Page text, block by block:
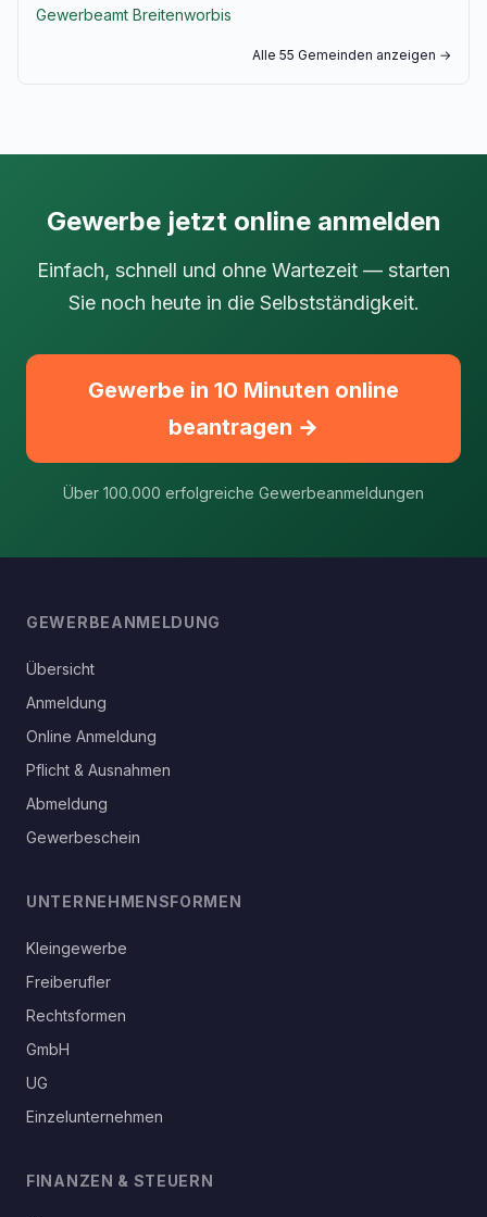
Gewerbeamt Breitenworbis
Alle 55 Gemeinden anzeigen →
Gewerbe jetzt online anmelden
Einfach, schnell und ohne Wartezeit — starten
Sie noch heute in die Selbstständigkeit.
Gewerbe in 10 Minuten online
beantragen →
Über 100.000 erfolgreiche Gewerbeanmeldungen
GEWERBEANMELDUNG
Übersicht
Anmeldung
Online Anmeldung
Pflicht & Ausnahmen
Abmeldung
Gewerbeschein
UNTERNEHMENSFORMEN
Kleingewerbe
Freiberufler
Rechtsformen
GmbH
UG
Einzelunternehmen
FINANZEN & STEUERN